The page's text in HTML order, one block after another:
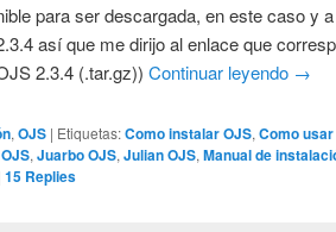
para ser descargada, en este caso y
así que me dirijo al enlace que
2.3.4 (.tar.gz))Continuar leyendo →
,OJS | Etiquetas:Como instalar OJS,Como
,Juarbo OJS,Julian OJS,Manual de
|15 Replies